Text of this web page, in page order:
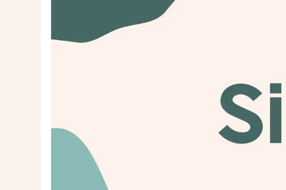
Un regard expert pour voir au-delà de l’annonce et
Vous aider à choisir le bon bien, à payer le juste prix, et à avancer
en sécurité et en confiance, grâce à une analyse juridique,
technique et stratégique neutre.